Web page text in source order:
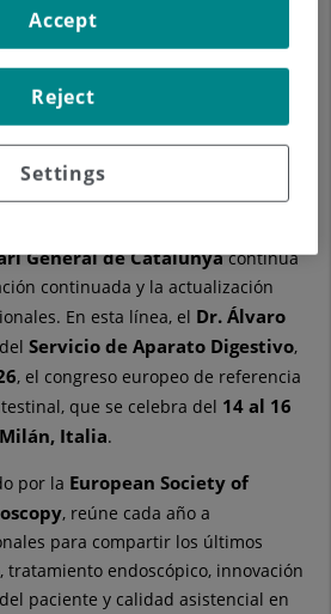
DE CATALUNYA APARATO DIGESTIVO
Servicio de Aparato Digestivo,
el principal encuentro europeo
General de Catalunyacontinúa
continuada y la actualización
En esta línea, el Dr. Álvaro
Servicio de Aparato Digestivo,
, el congreso europeo de referencia
que se celebra del 14 al 16
Italia.
por la European Society of
, reúne cada año a
para compartir los últimos
tratamiento endoscópico, innovación
paciente y calidad asistencial en
Settings
Reject
Accept